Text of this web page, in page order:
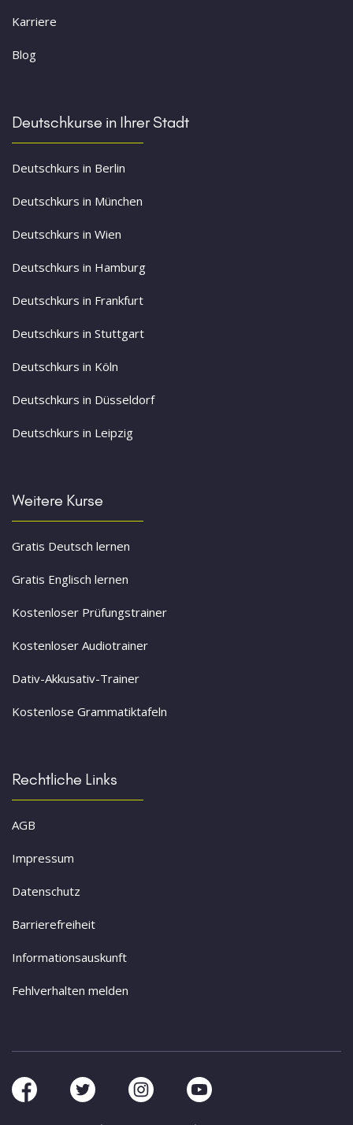
Karriere
Blog
Deutschkurse in Ihrer Stadt
Deutschkurs in Berlin
Deutschkurs in München
Deutschkurs in Wien
Deutschkurs in Hamburg
Deutschkurs in Frankfurt
Deutschkurs in Stuttgart
Deutschkurs in Köln
Deutschkurs in Düsseldorf
Deutschkurs in Leipzig
Weitere Kurse
Gratis Deutsch lernen
Gratis Englisch lernen
Kostenloser Prüfungstrainer
Kostenloser Audiotrainer
Dativ-Akkusativ-Trainer
Kostenlose Grammatiktafeln
Rechtliche Links
AGB
Impressum
Datenschutz
Barrierefreiheit
Informationsauskunft
Fehlverhalten melden